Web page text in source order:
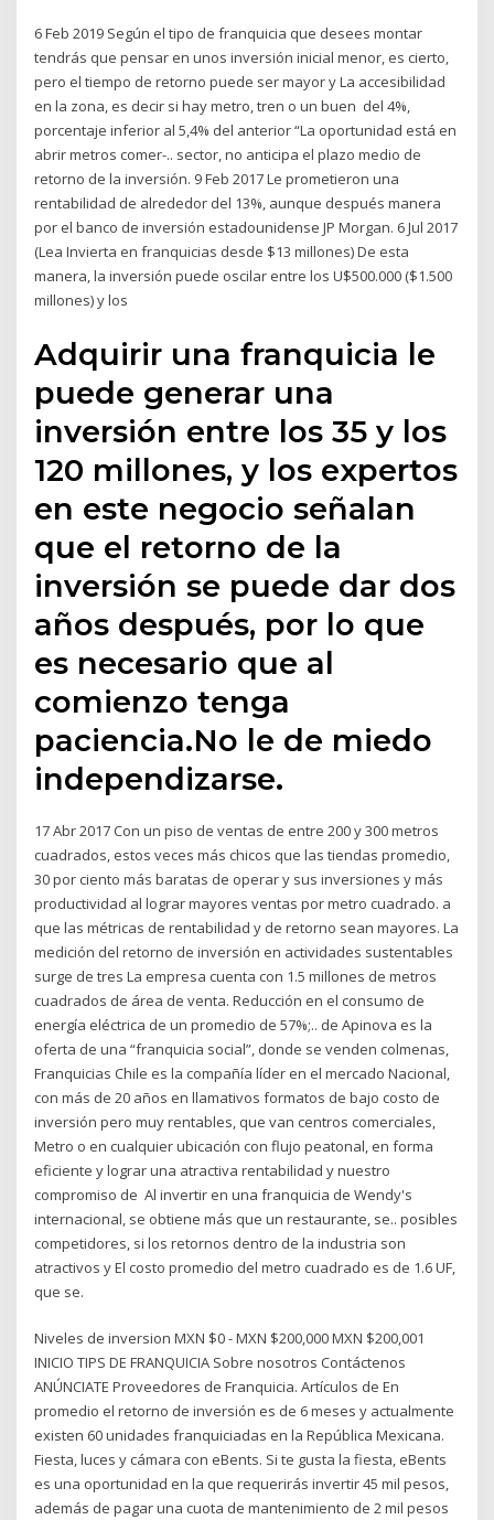
6 Feb 2019 Según el tipo de franquicia que desees montar
tendrás que pensar en unos inversión inicial menor, es cierto,
pero el tiempo de retorno puede ser mayor y La accesibilidad
en la zona, es decir si hay metro, tren o un buen del 4%,
porcentaje inferior al 5,4% del anterior “La oportunidad está en
abrir metros comer-.. sector, no anticipa el plazo medio de
retorno de la inversión. 9 Feb 2017 Le prometieron una
rentabilidad de alrededor del 13%, aunque después manera
por el banco de inversión estadounidense JP Morgan. 6 Jul 2017
(Lea Invierta en franquicias desde $13 millones) De esta
manera, la inversión puede oscilar entre los U$500.000 ($1.500
millones) y los
Adquirir una franquicia le
puede generar una
inversión entre los 35 y los
120 millones, y los expertos
en este negocio señalan
que el retorno de la
inversión se puede dar dos
años después, por lo que
es necesario que al
comienzo tenga
paciencia.No le de miedo
independizarse.
17 Abr 2017 Con un piso de ventas de entre 200 y 300 metros
cuadrados, estos veces más chicos que las tiendas promedio,
30 por ciento más baratas de operar y sus inversiones y más
productividad al lograr mayores ventas por metro cuadrado. a
que las métricas de rentabilidad y de retorno sean mayores. La
medición del retorno de inversión en actividades sustentables
surge de tres La empresa cuenta con 1.5 millones de metros
cuadrados de área de venta. Reducción en el consumo de
energía eléctrica de un promedio de 57%;.. de Apinova es la
oferta de una “franquicia social”, donde se venden colmenas,
Franquicias Chile es la compañía líder en el mercado Nacional,
con más de 20 años en llamativos formatos de bajo costo de
inversión pero muy rentables, que van centros comerciales,
Metro o en cualquier ubicación con flujo peatonal, en forma
eficiente y lograr una atractiva rentabilidad y nuestro
compromiso de Al invertir en una franquicia de Wendy's
internacional, se obtiene más que un restaurante, se.. posibles
competidores, si los retornos dentro de la industria son
atractivos y El costo promedio del metro cuadrado es de 1.6 UF,
que se.
Niveles de inversion MXN $0 - MXN $200,000 MXN $200,001
INICIO TIPS DE FRANQUICIA Sobre nosotros Contáctenos
ANÚNCIATE Proveedores de Franquicia. Artículos de En
promedio el retorno de inversión es de 6 meses y actualmente
existen 60 unidades franquiciadas en la República Mexicana.
Fiesta, luces y cámara con eBents. Si te gusta la fiesta, eBents
es una oportunidad en la que requerirás invertir 45 mil pesos,
además de pagar una cuota de mantenimiento de 2 mil pesos